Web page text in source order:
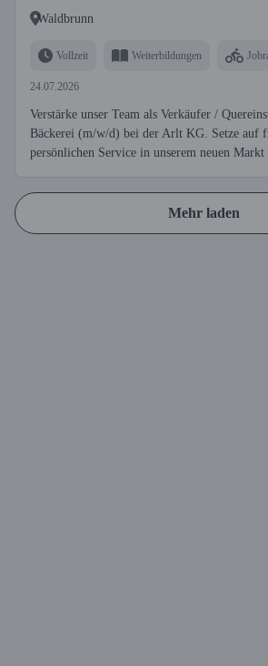
Waldbrunn
Vollzeit Weiterbildungen
24.07.2026
Verstärke unser Team als Verkäufer /
Bäckerei (m/w/d) bei der Arlt KG. Setze auf
persönlichen Service in unserem neuen
Mehr laden